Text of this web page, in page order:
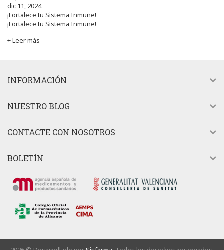
dic 11, 2024
¡Fortalece tu Sistema Inmune!
¡Fortalece tu Sistema Inmune!
+ Leer más
INFORMACIÓN
NUESTRO BLOG
CONTACTE CON NOSOTROS
BOLETÍN